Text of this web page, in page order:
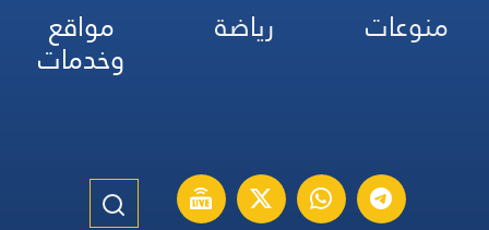
منوعات
رياضة مواقع
وخدمات